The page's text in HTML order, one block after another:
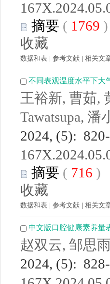
摘要 ( 1769
收藏
数据和表 参考文献 相关文
不同表观温度水平下大
王裕新, 曹茹,
Tawatsupa, 潘
2024, (5):
摘要 ( 716 )
收藏
数据和表 参考文献 相关文
中文版口腔健康素养量
赵双云, 邹思
2024, (5):